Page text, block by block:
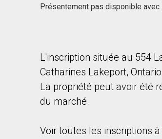
Présentement pas disponible avec
L'inscription située au 554
Catharines Lakeport,
La propriété peut avoir été
du marché.
Voir toutes les inscriptions à